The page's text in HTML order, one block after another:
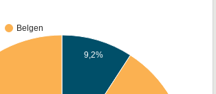
Belgen
9,2%